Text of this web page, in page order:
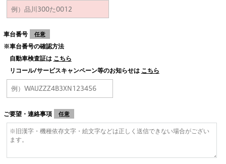
車台番号 任意
※車台番号の確認方法
自動車検査証は こちら
リコール/サービスキャンペーン等のお知らせは こちら
ご要望・連絡事項 任意